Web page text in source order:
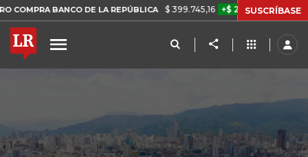
BANCO DE LA REPÚBLICA $ 399.745,16 +$ 2.295,71 +0,58% TASA
SUSCRÍBASE